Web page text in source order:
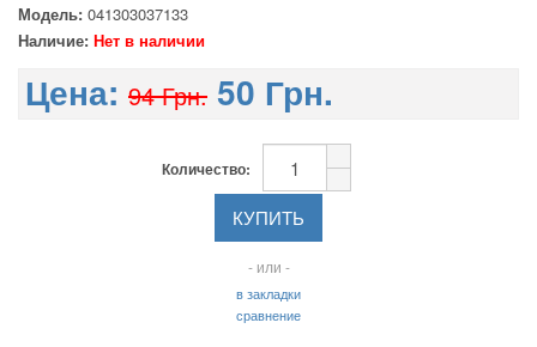
Модель: 041303037133
Наличие: Нет в наличии
Цена: 94 Грн. 50 Грн.
Количество:
- или -
в закладки
сравнение